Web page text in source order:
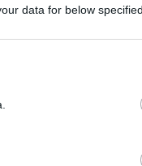
data for below